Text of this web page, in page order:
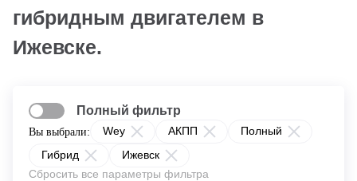
гибридным двигателем в
Ижевске.
Вы выбрали: Wey АКПП
Полный
Гибрид
Ижевск
Сбросить все параметры фильтра
Полный фильтр